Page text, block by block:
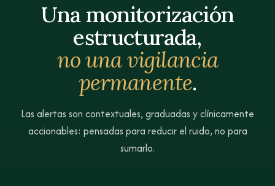
Una monitorización
estructurada,
no una vigilancia
permanente.
Las alertas son contextuales, graduadas y clínicamente
accionables: pensadas para reducir el ruido, no para
sumarlo.